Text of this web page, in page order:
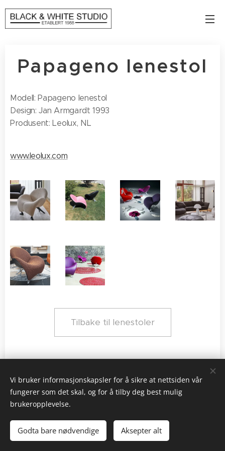
Papageno lenestol
Modell: Papageno lenestol
Design: Jan Armgardt 1993
Produsent: Leolux, NL
www.leolux.com
Tilbake til lenestoler
Black & White AS | Kolstien 4, 5097 Bergen | 55 33 62 55
Informasjonskapsler
Vi bruker informasjonskapsler for å sikre at nettsiden vår
fungerer som det skal, og for å tilby deg best mulig
brukeropplevelse.
Godta bare nødvendige Aksepter alt